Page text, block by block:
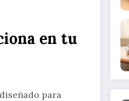
en tu
para